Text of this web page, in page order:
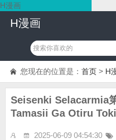
H漫画
H漫画
您现在的位置是： 首页 > H
Seisenki Selacarmia
Tamasii Ga Otiru
2025-06-09 04:54:30